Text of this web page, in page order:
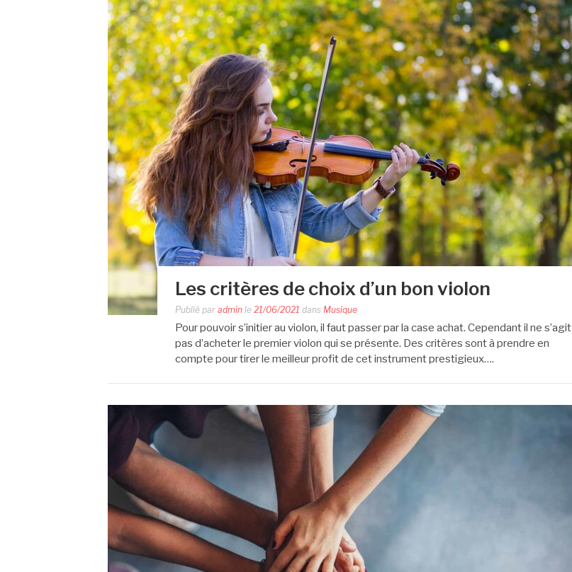
Les critères de choix d’un bon violon
Publié par admin le 21/06/2021 dans Musique
Pour pouvoir s’initier au violon, il faut passer par la case achat. Cependant il ne s’agit
pas d’acheter le premier violon qui se présente. Des critères sont à prendre en
compte pour tirer le meilleur profit de cet instrument prestigieux….